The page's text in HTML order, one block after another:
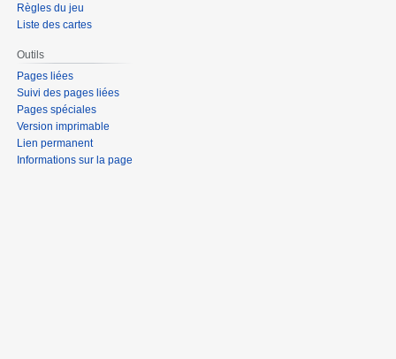
Règles du jeu
Liste des cartes
Outils
Pages liées
Suivi des pages liées
Pages spéciales
Version imprimable
Lien permanent
Informations sur la page